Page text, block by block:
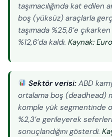
taşımacılığında kat edilen
boş (yüksüz) araçlarla
taşımada %25,8’e
%12,6’da kaldı. Kaynak:
Sektör verisi: ABD
ortalama boş (deadhead)
komple yük segmentinde
%2,3’e gerileyerek
sonuçlandığını gösterdi.